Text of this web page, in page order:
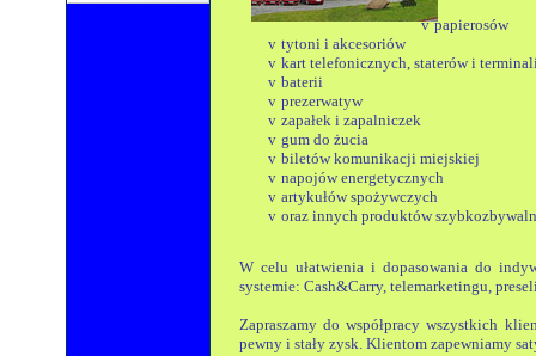
v papierosów
v tytoni i akcesoriów
v kart telefonicznych, staterów i
v baterii
v prezerwatyw
v zapałek i zapalniczek
v gum do żucia
v biletów komunikacji miejskiej
v napojów energetycznych
v artykułów spożywczych
v oraz innych produktów
W celu ułatwienia i dopasowania do
systemie: Cash&Carry, telemarketingu,
Zapraszamy do współpracy wszystkich
pewny i stały zysk. Klientom zapewniamy